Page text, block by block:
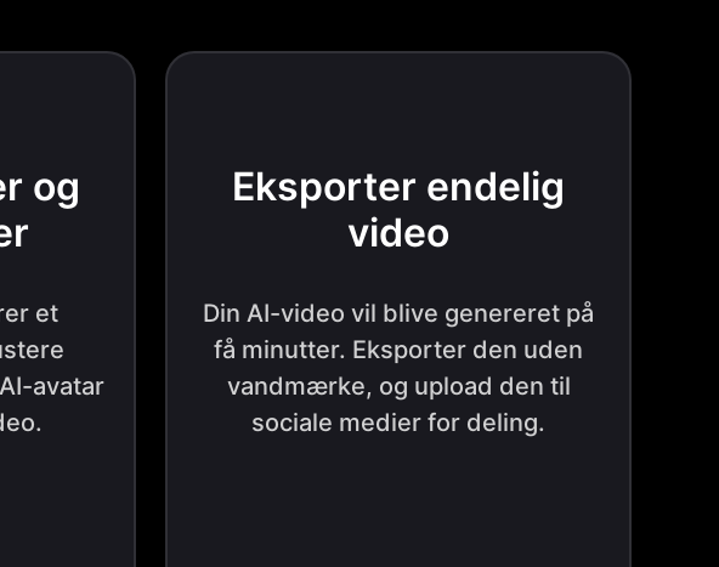
og
et
avatar
Eksporter endelig
video
Din AI-video vil blive genereret på
få minutter. Eksporter den uden
vandmærke, og upload den til
sociale medier for deling.